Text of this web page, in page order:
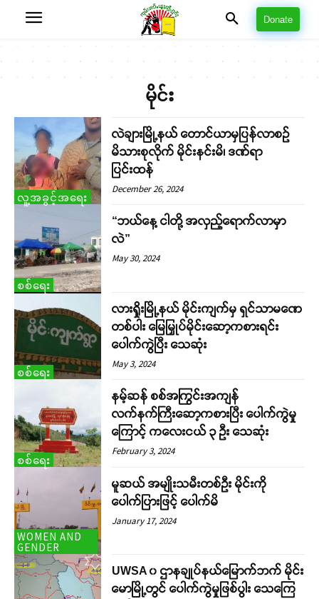
Donate
မိုင်း
လူ့အခွင့်အရေး
လဲချားမြို့နယ် တောင်ယာမှပြန်လာစဉ်
မိသားစုလိုက် မိုင်းနင်းမိ၊ ဒဏ်ရာ
ပြင်းထန်
December 26, 2024
စစ်ရေး
“ဘယ်နေ့ ငါတို့ အလှည့်ရောက်လာမှာ
လဲ”
May 30, 2024
စစ်ရေး
လားရှိုးမြို့နယ် မိုင်းကျက်မှ ရှင်သာမဏေ
တစ်ပါး မြေမြှုပ်မိုင်းဆော့ကစားရင်း
ပေါက်ကွဲပြီး သေဆုံး
May 3, 2024
စစ်ရေး
နမ့်ဆန် စစ်အကြွင်းအကျန်
လက်နက်ကြီးဆော့ကစားပြီး ပေါက်ကွဲမှု
ကြောင့် ကလေးငယ် ၃ ဦး သေဆုံး
February 3, 2024
WOMEN AND
GENDER
မူဆယ် အမျိုးသမီးတစ်ဦး မိုင်းကို
ပေါက်ပြားဖြင့် ပေါက်မိ
January 17, 2024
UWSA ၀ ဌာနချုပ်နယ်မြောက်ဘက် မိုင်း
မောမြို့တွင် ပေါက်ကွဲမှုဖြစ်ပွါး သေကြေ